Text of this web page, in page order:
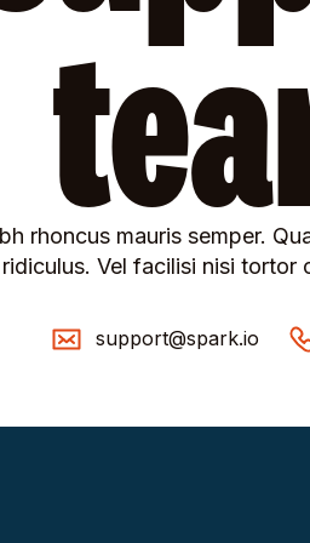
rhoncus mauris semper.
ridiculus. Vel facilisi nisi tortor
support@spark.io